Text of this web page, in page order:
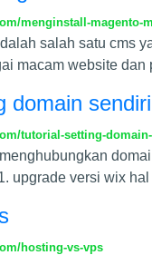
menginstall-magento-
salah satu cms
macam website
domain
tutorial-setting-
upgrade versi wix
hosting-vs-vps